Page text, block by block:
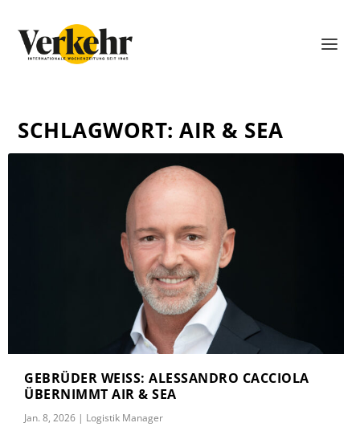
SCHLAGWORT:AIR & SEA
GEBRÜDER WEISS: ALESSANDRO CACCIOLA
ÜBERNIMMT AIR & SEA
Jan. 8, 2026 | Logistik Manager